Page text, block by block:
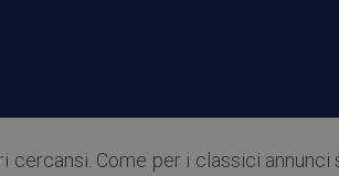
cercansi. Come per i classici